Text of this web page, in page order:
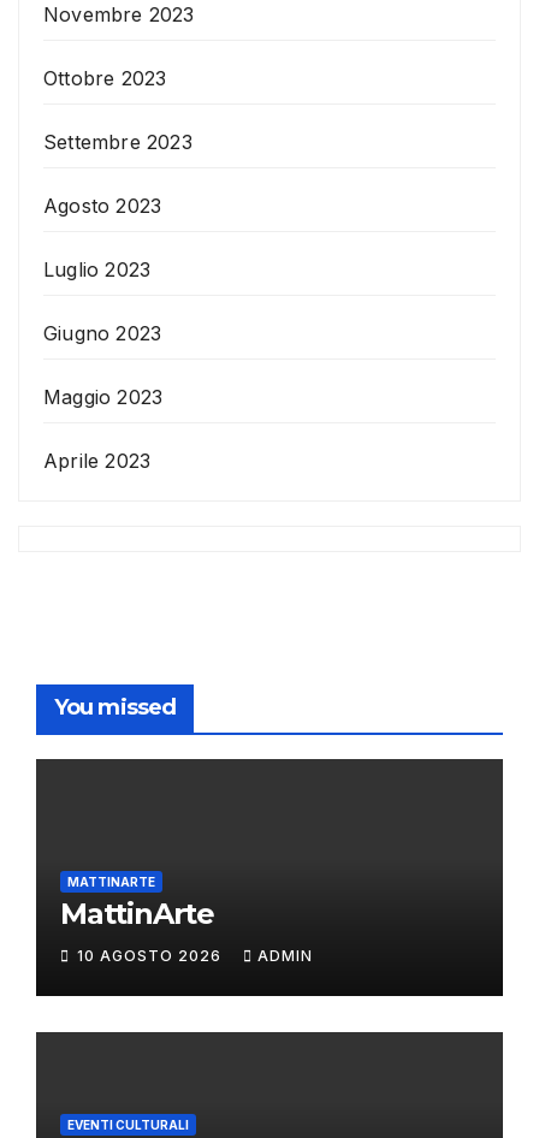
Novembre 2023
Ottobre 2023
Settembre 2023
Agosto 2023
Luglio 2023
Giugno 2023
Maggio 2023
Aprile 2023
You missed
MATTINARTE
MattinArte
10 AGOSTO 2026 ADMIN
EVENTI CULTURALI